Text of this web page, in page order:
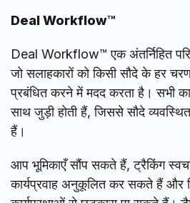
Deal Workflow™
Deal Workflow™ एक अंतर्निहित
जो सलाहकारों को किसी सौदे के हर
प्रबंधित करने में मदद करता है। सभी
साथ जुड़ी होती हैं, जिससे सौदे
हैं।
आप भूमिकाएँ सौंप सकते हैं, ट्रैकिंग
कार्यप्रवाह अनुकूलित कर सकते हैं और